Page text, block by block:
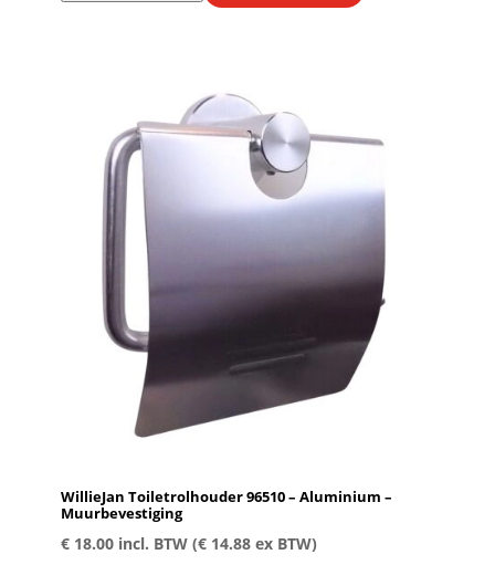
WillieJan Toiletrolhouder 96510 – Aluminium –
Muurbevestiging
€18.00 incl. BTW (€14.88ex BTW)